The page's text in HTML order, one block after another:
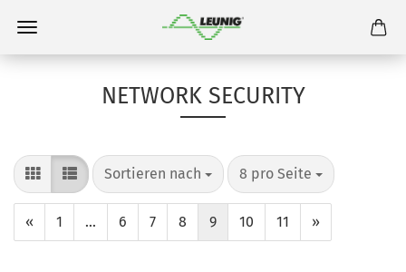
NETWORK SECURITY
Sortieren nach 8 pro Seite
« 1 ... 6 7 8 9 10 11 »